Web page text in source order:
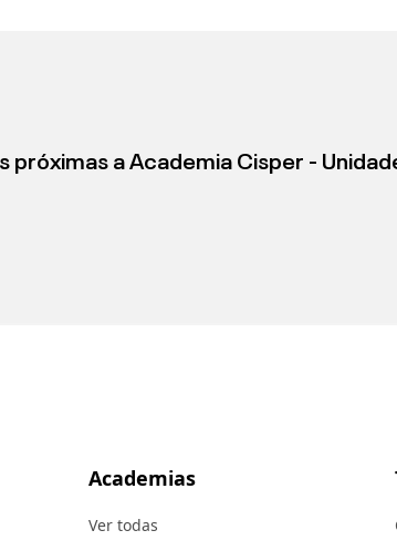
próximas aAcademia Cisper -
Academias
Ver todas